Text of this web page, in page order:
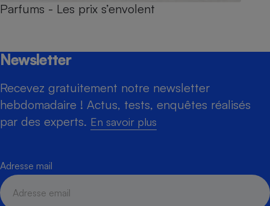
Parfums - Les prix s’envolent
Newsletter
Recevez gratuitement notre newsletter
hebdomadaire ! Actus, tests, enquêtes réalisés
par des experts. En savoir plus
Adresse mail